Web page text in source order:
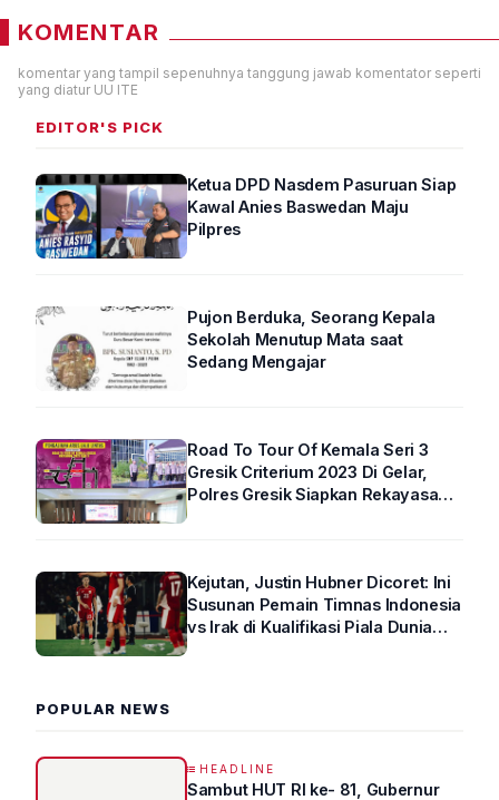
KOMENTAR
komentar yang tampil sepenuhnya tanggung jawab komentator seperti
yang diatur UU ITE
EDITOR'S PICK
Ketua DPD Nasdem Pasuruan Siap
Kawal Anies Baswedan Maju
Pilpres
Pujon Berduka, Seorang Kepala
Sekolah Menutup Mata saat
Sedang Mengajar
Road To Tour Of Kemala Seri 3
Gresik Criterium 2023 Di Gelar,
Polres Gresik Siapkan Rekayasa
Kejutan, Justin Hubner Dicoret: Ini
Susunan Pemain Timnas Indonesia
vs Irak di Kualifikasi Piala Dunia
POPULAR NEWS
HEADLINE
Sambut HUT RI ke- 81, Gubernur